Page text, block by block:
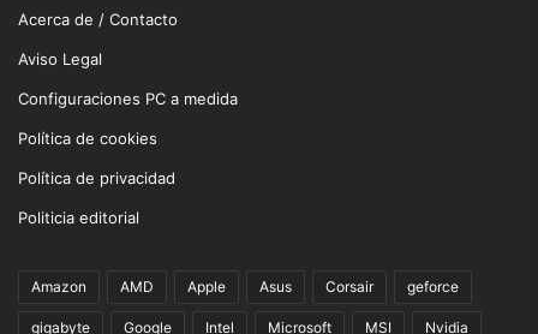
Acerca de / Contacto
Aviso Legal
Configuraciones PC a medida
Política de cookies
Política de privacidad
Politicia editorial
Amazon AMD Apple Asus Corsair geforce
gigabyte Google Intel Microsoft MSI Nvidia